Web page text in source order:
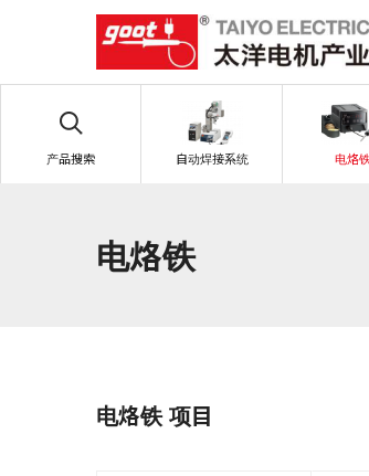
产品搜索 自动焊接系统 电烙
电烙铁
电烙铁 项目